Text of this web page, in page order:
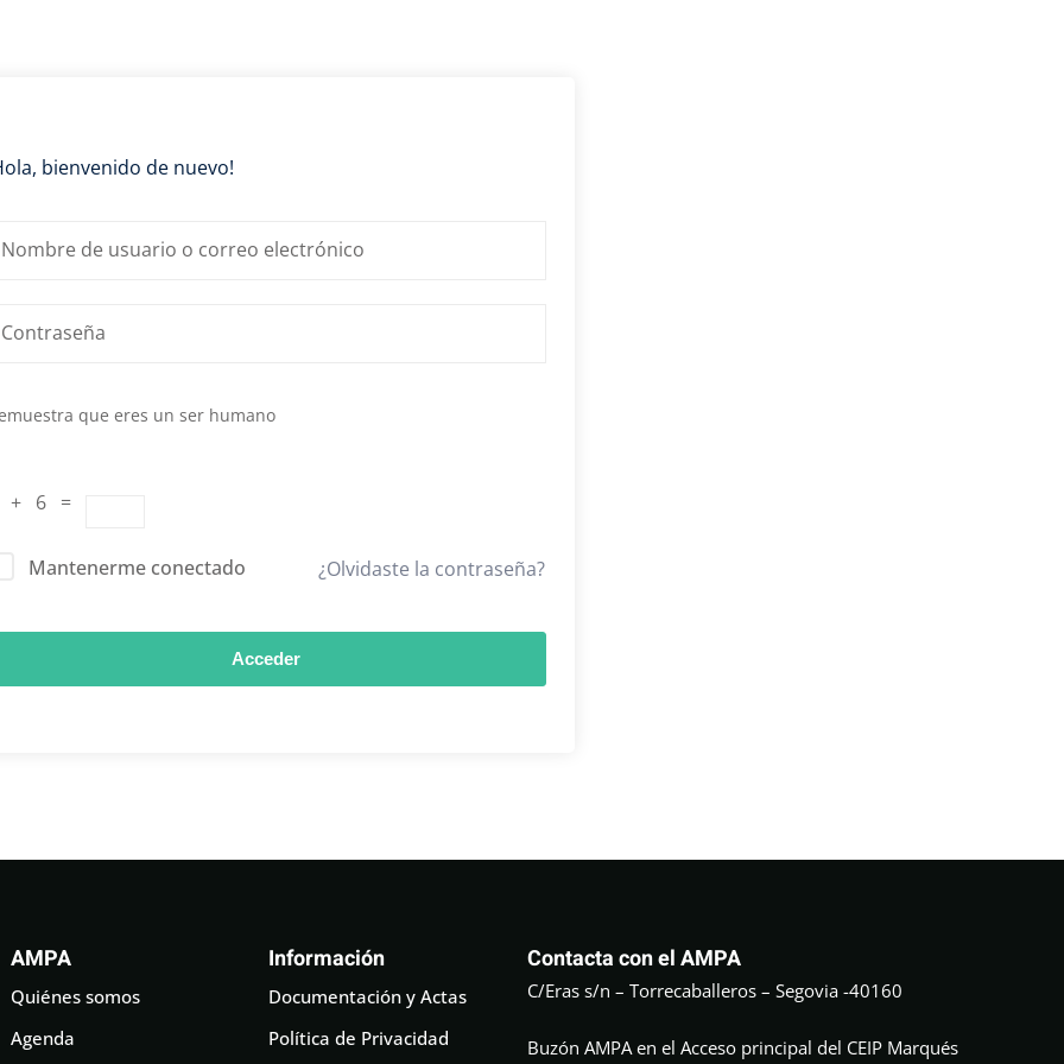
bienvenido de nuevo!
que eres un ser humano
+ 6 =
Mantenerme conectado ¿Olvidaste la contraseña?
Acceder
AMPA
Quiénes somos
Agenda
Información
Documentación y Actas
Política de Privacidad
Contacta con el AMPA
C/Eras s/n – Torrecaballeros – Segovia -40160
Buzón AMPA en el Acceso principal del CEIP Marqués